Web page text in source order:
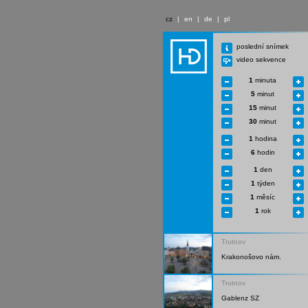
cz | en | de | pl
poslední snímek
video sekvence
1 minuta
5 minut
15 minut
30 minut
1 hodina
6hodin
1 den
1 týden
1 měsíc
1 rok
Trutnov
Krakonošovo nám.
Trutnov
Gablenz SZ